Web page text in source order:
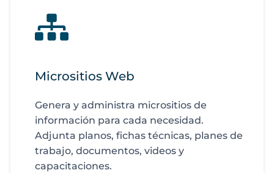
Micrositios Web
Genera y administra micrositios de
información para cada necesidad.
Adjunta planos, fichas técnicas, planes de
trabajo, documentos, videos y
capacitaciones.